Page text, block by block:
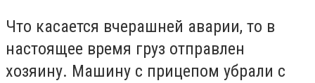
Что касается вчерашней аварии, то в
настоящее время груз отправлен
хозяину. Машину с прицепом убрали с